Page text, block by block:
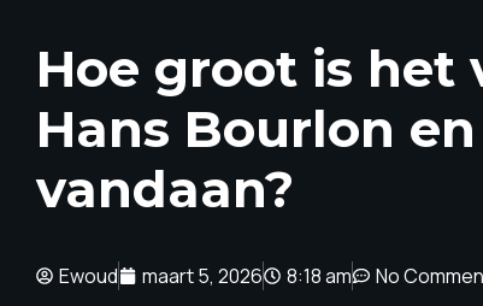
Hoe groot is het
Hans Bourlon
vandaan?
Ewoud maart 5, 2026 8:18 am No